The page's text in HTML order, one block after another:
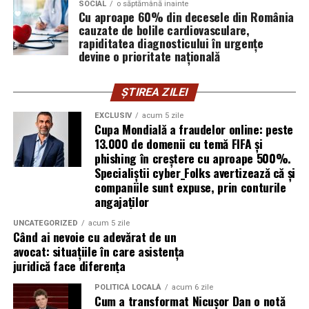
vigilența utilizatorului rămâne prima linie de apărare”,
explică Horațiu Șimon, Chief Technology Officer
cyber_Folks România.
Subiectul a fost semnalat și de FBI, care a inclus în
informările din ultima lună amenințările asociate
turneului, de la fraude online și furtul datelor până la
operațiuni de dezinformare.
Avertismentele publice s-au concentrat în principal
asupra fanilor și infrastructurii orașelor gazdă, însă
specialiștii atrag atenția că firmele pot fi afectate
inclusiv atunci când nu au nicio legătură directă cu
industria sportului, turismului sau vânzarea de bilete.
Atacurile sunt mai eficiente în contextul
evenimentelor globale
Campaniile de phishing asociate evenimentelor
SOCIAL o săptămână inainte
Cu aproape 60% din decesele din România
cauzate de bolile cardiovasculare,
rapiditatea diagnosticului în urgențe
devine o prioritate națională
ȘTIREA ZILEI
EXCLUSIV acum 5 zile
Cupa Mondială a fraudelor online: peste
13.000 de domenii cu temă FIFA și
phishing în creștere cu aproape 500%.
Specialiștii cyber_Folks avertizează că și
companiile sunt expuse, prin conturile
angajaților
UNCATEGORIZED acum 5 zile
Când ai nevoie cu adevărat de un
avocat: situațiile în care asistența
juridică face diferența
POLITICĂ LOCALĂ acum 6 zile
Cum a transformat Nicușor Dan o notă